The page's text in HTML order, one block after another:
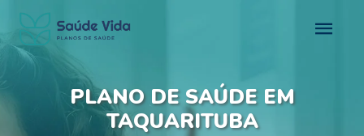
PLANO DE SAÚDE EM
TAQUARITUBA